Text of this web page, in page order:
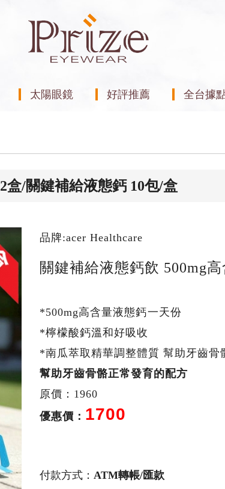
太陽眼鏡 好評推薦 全台據
2盒/關鍵補給液態鈣 10包/盒
品牌:acer Healthcare
關鍵補給液態鈣飲 500mg
*500mg高含量液態鈣 一天份
*檸檬酸鈣溫和好吸收
*南瓜萃取精華調整體質 幫助牙齒骨
幫助牙齒骨骼正常發育的配方
原價：1960
優惠價： 1700
付款方式： ATM轉帳/匯款